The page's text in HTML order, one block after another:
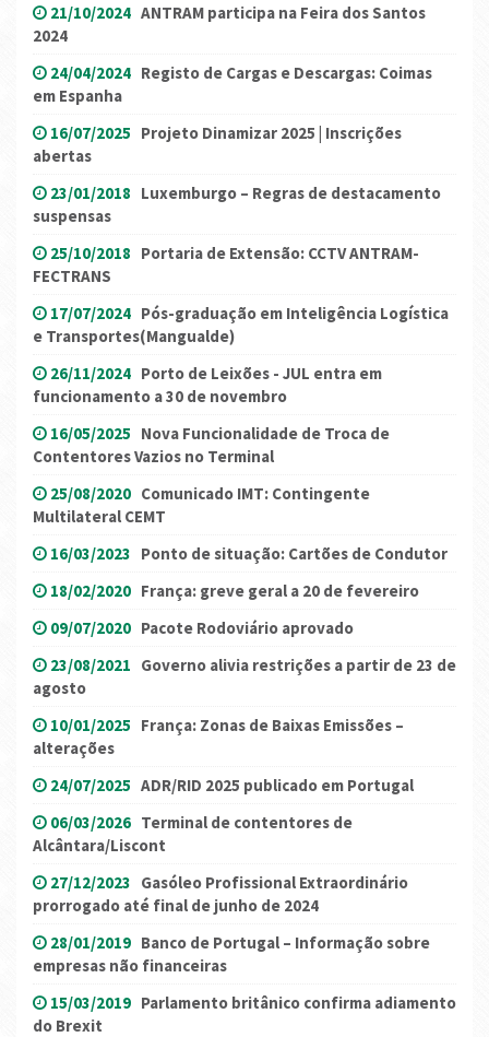
21/10/2024 ANTRAM participa na Feira dos Santos
2024
24/04/2024 Registo de Cargas e Descargas: Coimas
em Espanha
16/07/2025 Projeto Dinamizar 2025 | Inscrições
abertas
23/01/2018 Luxemburgo – Regras de destacamento
suspensas
25/10/2018 Portaria de Extensão: CCTV ANTRAM-
FECTRANS
17/07/2024 Pós-graduação em Inteligência Logística
e Transportes(Mangualde)
26/11/2024 Porto de Leixões - JUL entra em
funcionamento a 30 de novembro
16/05/2025 Nova Funcionalidade de Troca de
Contentores Vazios no Terminal
25/08/2020 Comunicado IMT: Contingente
Multilateral CEMT
16/03/2023 Ponto de situação: Cartões de Condutor
18/02/2020 França: greve geral a 20 de fevereiro
09/07/2020 Pacote Rodoviário aprovado
23/08/2021 Governo alivia restrições a partir de 23 de
agosto
10/01/2025 França: Zonas de Baixas Emissões –
alterações
24/07/2025 ADR/RID 2025 publicado em Portugal
06/03/2026 Terminal de contentores de
Alcântara/Liscont
27/12/2023 Gasóleo Profissional Extraordinário
prorrogado até final de junho de 2024
28/01/2019 Banco de Portugal – Informação sobre
empresas não financeiras
15/03/2019 Parlamento britânico confirma adiamento
do Brexit